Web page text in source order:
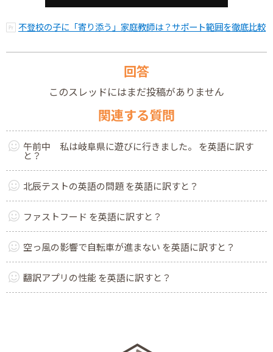
不登校の子に「寄り添う」家庭教師は？サポート範囲を徹底比較
回答
このスレッドにはまだ投稿がありません
関連する質問
午前中 私は岐阜県に遊びに行きました。 を英語に訳す
と？
北辰テストの英語の問題 を英語に訳すと？
ファストフード を英語に訳すと？
空っ風の影響で自転車が進まない を英語に訳すと？
翻訳アプリの性能 を英語に訳すと？